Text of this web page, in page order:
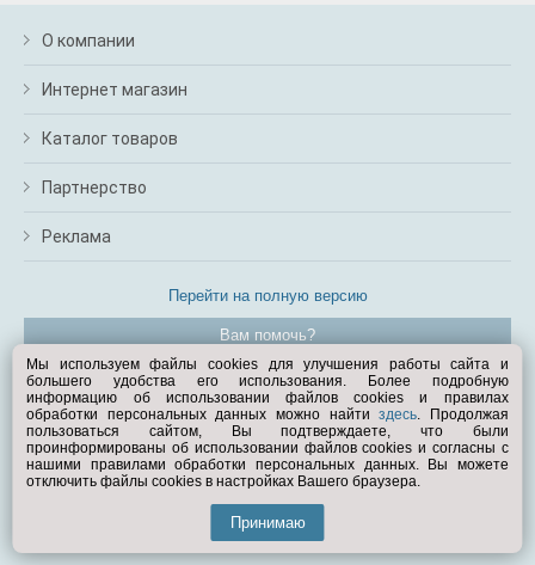
О компании
Интернет магазин
Каталог товаров
Партнерство
Реклама
Перейти на полную версию
Вам помочь?
© Exist.ru 1998—2026
Мы используем файлы cookies для улучшения работы сайта и
большего удобства его использования. Более подробную
информацию об использовании файлов cookies и правилах
обработки персональных данных можно найтиздесь. Продолжая
пользоваться сайтом, Вы подтверждаете, что были
проинформированы об использовании файлов cookies и согласны с
нашими правилами обработки персональных данных. Вы можете
отключить файлы cookies в настройках Вашего браузера.
Принимаю